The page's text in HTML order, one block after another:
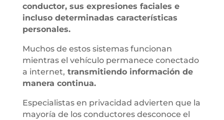
conductor, sus expresiones faciales e
incluso determinadas características
personales.
Muchos de estos sistemas funcionan
mientras el vehículo permanece conectado
a internet, transmitiendo información de
manera continua.
Especialistas en privacidad advierten que la
mayoría de los conductores desconoce el